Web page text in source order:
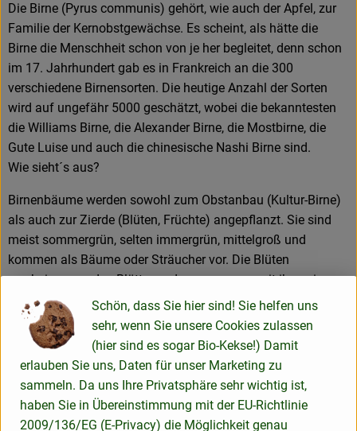
Die Birne (Pyrus communis) gehört, wie auch der Apfel, zur
Familie der Kernobstgewächse. Es scheint, als hätte die
Birne die Menschheit schon von je her begleitet, denn schon
im 17. Jahrhundert gab es in Frankreich an die 300
verschiedene Birnensorten. Die heutige Anzahl der Sorten
wird auf ungefähr 5000 geschätzt, wobei die bekanntesten
die Williams Birne, die Alexander Birne, die Mostbirne, die
Gute Luise und auch die chinesische Nashi Birne sind.
Wie sieht´s aus?
Birnenbäume werden sowohl zum Obstanbau (Kultur-Birne)
als auch zur Zierde (Blüten, Früchte) angepflanzt. Sie sind
meist sommergrün, selten immergrün, mittelgroß und
kommen als Bäume oder Sträucher vor. Die Blüten
erscheinen vor den Blättern oder zusammen mit ihnen in
doldentraubigen bis traubigen Blütenständen. Die Früchte
sind meist flaschenförmig, selten auch rundlich. Sie haben
eine Länge von 2,5 bis 6 Zentimetern. Bei europäischen
Kulturformen können sie auch viel größer sein, bei
asiatischen kleiner.
Wie verwende ich´s?
Schön, dass Sie hier sind! Sie helfen uns
sehr, wenn Sie unsere Cookies zulassen
(hier sind es sogar Bio-Kekse!) Damit
erlauben Sie uns, Daten für unser Marketing zu
sammeln. Da uns Ihre Privatsphäre sehr wichtig ist,
haben Sie in Übereinstimmung mit der EU-Richtlinie
2009/136/EG (E-Privacy) die Möglichkeit genau